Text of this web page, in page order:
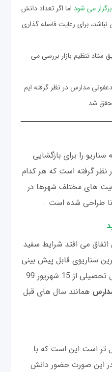
می شود اما اگر تعداد دانش
برای رعایت فاصله گذاری
ستاد تنظیم بازار بررسی می
ضدعفونی مدارس در نظر گرفته ایم
سناریو را برای بازگشایی
15 شهریور 99 در نظر گرفته است که هر کدام
های مختلف شهرها در
طراحی شده است .
می افتد شرایط سفید
سناریوی قابل پیش بینی
است که در این صورت سال تحصیلی از 15 شهریور 99
همانند سال های قبل
‌تر است این است که با
در این صورت حضور دانش